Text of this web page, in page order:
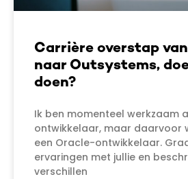
Carrière overstap
naar Outsystems,
doen?
Ik ben momenteel werkzaam
ontwikkelaar, maar daarvoor
een Oracle-ontwikkelaar.
ervaringen met jullie en
verschillen